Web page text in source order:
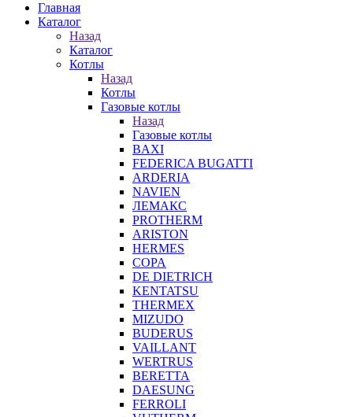
Главная
Каталог
Назад
Каталог
Котлы
Назад
Котлы
Газовые котлы
Назад
Газовые котлы
BAXI
FEDERICA BUGATTI
ARDERIA
NAVIEN
ЛЕМАКС
PROTHERM
ARISTON
HERMES
COPA
DE DIETRICH
KENTATSU
THERMEX
MIZUDO
BUDERUS
VAILLANT
WERTRUS
BERETTA
DAESUNG
FERROLI